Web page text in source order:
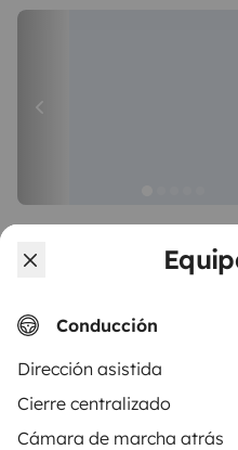
Conducción
Dirección asistida
Cierre centralizado
Cámara de marcha atrás
Camper gran
Hendaye